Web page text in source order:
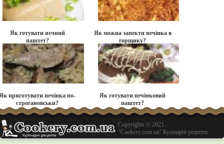
Як готувати яєчний
паштет?
Як можна запекти печінка в
горщику?
приготувати печінка по-
строгановськи?
Як готувати печінковий
паштет?
Copyrights © 2021.
"Cookery.com.ua" Кулінарні рецепти